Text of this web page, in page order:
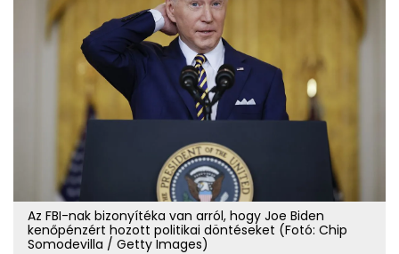
Az FBI-nak bizonyítéka van arról, hogy Joe Biden
kenőpénzért hozott politikai döntéseket (Fotó: Chip
Somodevilla / Getty Images)